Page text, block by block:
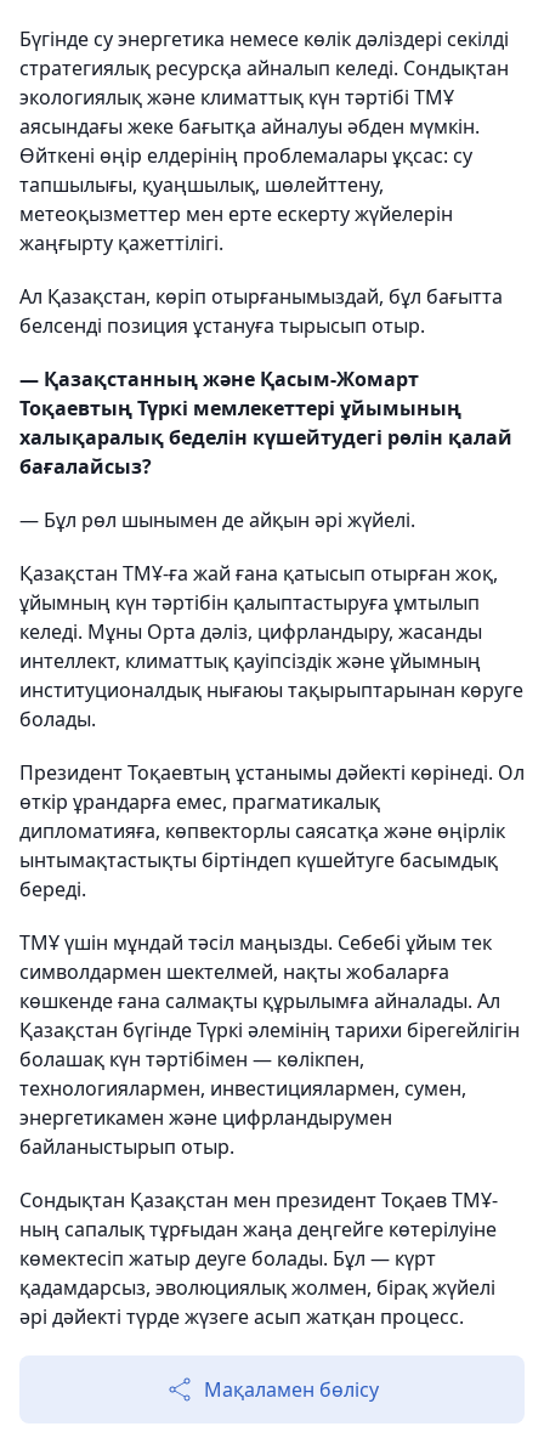
Бүгінде су энергетика немесе көлік дәліздері секілді
стратегиялық ресурсқа айналып келеді. Сондықтан
экологиялық және климаттық күн тәртібі ТМҰ
аясындағы жеке бағытқа айналуы әбден мүмкін.
Өйткені өңір елдерінің проблемалары ұқсас: су
тапшылығы, қуаңшылық, шөлейттену,
метеоқызметтер мен ерте ескерту жүйелерін
жаңғырту қажеттілігі.
Ал Қазақстан, көріп отырғанымыздай, бұл бағытта
белсенді позиция ұстануға тырысып отыр.
— Қазақстанның және Қасым-Жомарт
Тоқаевтың Түркі мемлекеттері ұйымының
халықаралық беделін күшейтудегі рөлін қалай
бағалайсыз?
— Бұл рөл шынымен де айқын әрі жүйелі.
Қазақстан ТМҰ-ға жай ғана қатысып отырған жоқ,
ұйымның күн тәртібін қалыптастыруға ұмтылып
келеді. Мұны Орта дәліз, цифрландыру, жасанды
интеллект, климаттық қауіпсіздік және ұйымның
институционалдық нығаюы тақырыптарынан көруге
болады.
Президент Тоқаевтың ұстанымы дәйекті көрінеді. Ол
өткір ұрандарға емес, прагматикалық
дипломатияға, көпвекторлы саясатқа және өңірлік
ынтымақтастықты біртіндеп күшейтуге басымдық
береді.
ТМҰ үшін мұндай тәсіл маңызды. Себебі ұйым тек
символдармен шектелмей, нақты жобаларға
көшкенде ғана салмақты құрылымға айналады. Ал
Қазақстан бүгінде Түркі әлемінің тарихи бірегейлігін
болашақ күн тәртібімен — көлікпен,
технологиялармен, инвестициялармен, сумен,
энергетикамен және цифрландырумен
байланыстырып отыр.
Сондықтан Қазақстан мен президент Тоқаев ТМҰ-
ның сапалық тұрғыдан жаңа деңгейге көтерілуіне
көмектесіп жатыр деуге болады. Бұл — күрт
қадамдарсыз, эволюциялық жолмен, бірақ жүйелі
әрі дәйекті түрде жүзеге асып жатқан процесс.
Мақаламен бөлісу